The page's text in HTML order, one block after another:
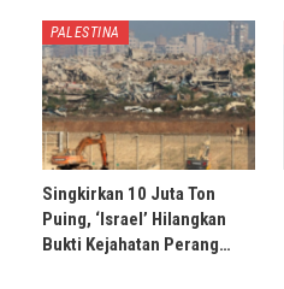
PALESTINA
Singkirkan 10 Juta Ton
Puing, ‘Israel’ Hilangkan
Bukti Kejahatan Perang…